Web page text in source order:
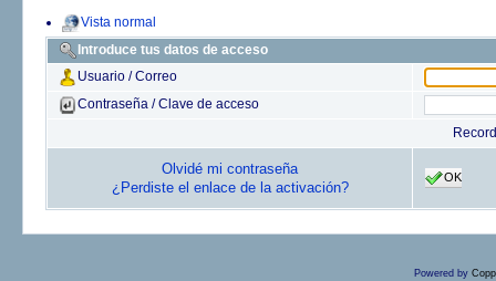
Vista normal
Introduce tus datos de acceso
Usuario / Correo
Contraseña / Clave de acceso
Olvidé mi contraseña
¿Perdiste el enlace de la activación?
OK
Powered by